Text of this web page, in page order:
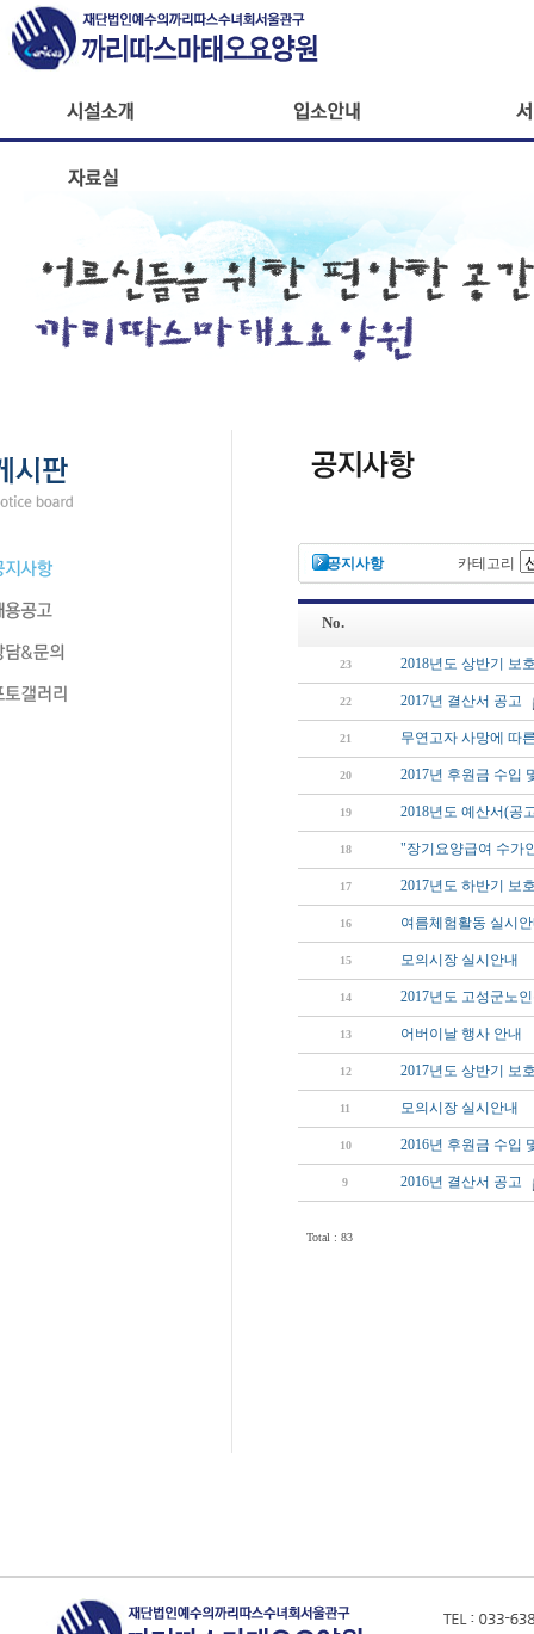
공지사항 카테고리
No.
23 2018년도 상반기 보
22 2017년 결산서 공고
21 무연고자 사망에 따
20 2017년 후원금 수입
19 2018년도 예산서(공
18 "장기요양급여 수가
17 2017년도 하반기 보
16 여름체험활동 실시
15 모의시장 실시안내
14 2017년도 고성군노
13 어버이날 행사 안내
12 2017년도 상반기 보
11 모의시장 실시안내
10 2016년 후원금 수입
9 2016년 결산서 공고
Total : 83